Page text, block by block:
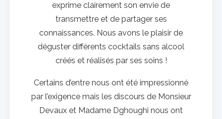
exprime clairement son envie de
transmettre et de partager ses
connaissances. Nous avons le plaisir de
déguster différents cocktails sans alcool
créés et réalisés par ses soins !
Certains d’entre nous ont été impressionné
par l’exigence mais les discours de Monsieur
Devaux et Madame Dghoughi nous ont